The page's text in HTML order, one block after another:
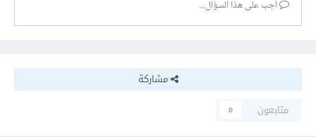
أجب على هذا السؤال...
مشاركة
متابعون
0